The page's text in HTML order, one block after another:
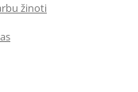
žinoti